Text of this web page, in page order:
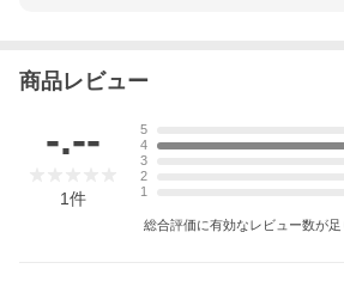
商品レビュー
-.--
1件
5
4
3
2
1
総合評価に有効なレビュー数が足